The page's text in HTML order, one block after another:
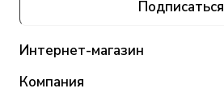
Подписаться
Интернет-магазин
Компания